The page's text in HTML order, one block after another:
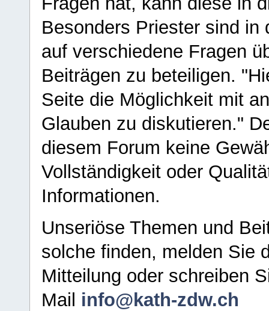
Besonders Priester sind in
auf verschiedene Fragen
Beiträgen zu beteiligen.
Seite die Möglichkeit mit
Glauben zu diskutieren."
diesem Forum keine
Vollständigkeit oder
Informationen.
Unseriöse Themen und
solche finden, melden Sie
Mitteilung oder schreiben
Mail info@kath-zdw.ch